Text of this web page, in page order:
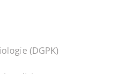
(DGPK)